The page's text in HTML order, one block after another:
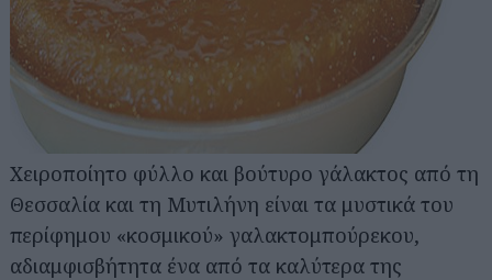
Χειροποίητο φύλλο και βούτυρο γάλακτος από τη
Θεσσαλία και τη Μυτιλήνη είναι τα μυστικά του
περίφημου «κοσμικού» γαλακτομπούρεκου,
αδιαμφισβήτητα ένα από τα καλύτερα της